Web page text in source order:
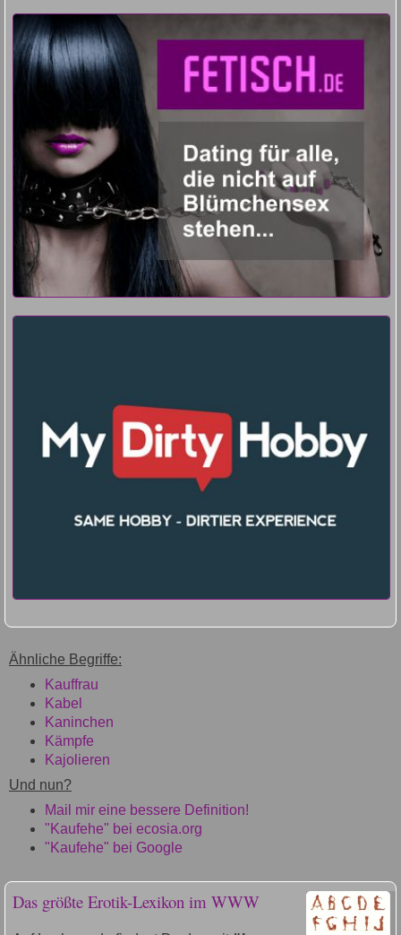
Ähnliche Begriffe:
Kauffrau
Kabel
Kaninchen
Kämpfe
Kajolieren
Und nun?
Mail mir eine bessere Definition!
"Kaufehe" bei ecosia.org
"Kaufehe" bei Google
Das größte Erotik-Lexikon im WWW